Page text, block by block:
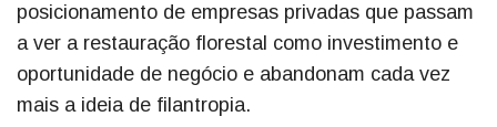
posicionamento de empresas privadas que passam
a ver a restauração florestal como investimento e
oportunidade de negócio e abandonam cada vez
mais a ideia de filantropia.